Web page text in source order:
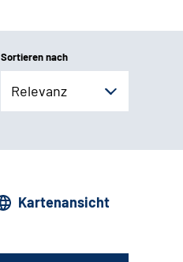
Sortieren nach
Relevanz
Kartenansicht